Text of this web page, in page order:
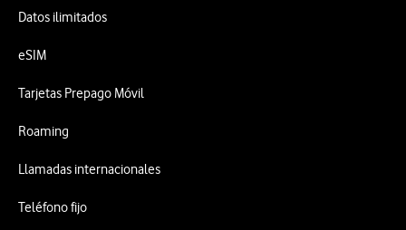
Datos ilimitados
eSIM
Tarjetas Prepago Móvil
Roaming
Llamadas internacionales
Teléfono fijo